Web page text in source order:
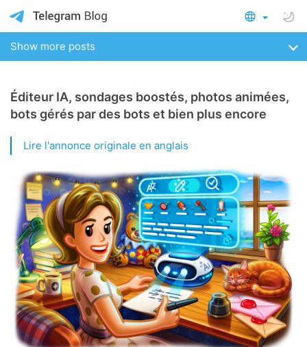
Show more posts
Éditeur IA, sondages boostés, photos animées,
bots gérés par des bots et bien plus encore
Lire l'annonce originale en anglais